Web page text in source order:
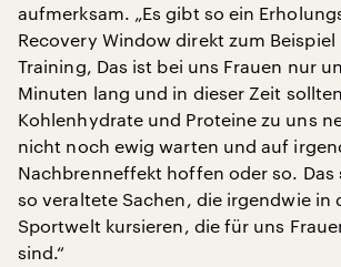
aufmerksam. „Es gibt so ein
Recovery Window direkt zum Beispiel
Training, Das ist bei uns Frauen nur
Minuten lang und in dieser Zeit
Kohlenhydrate und Proteine zu uns
nicht noch ewig warten und auf
Nachbrenneffekt hoffen oder so. Das
so veraltete Sachen, die irgendwie in
Sportwelt kursieren, die für uns
sind.“